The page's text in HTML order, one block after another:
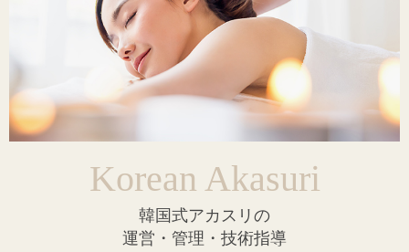
Korean Akasuri
韓国式アカスリの
運営・管理・技術指導